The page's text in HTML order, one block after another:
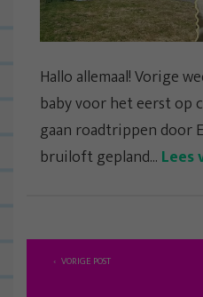
Hallo allemaal! Vorige
baby voor het eerst op
gaan roadtrippen door
bruiloft gepland... Lees
VORIGE POST